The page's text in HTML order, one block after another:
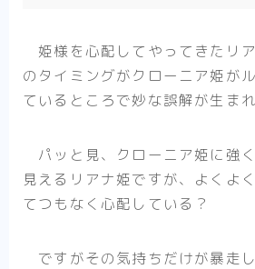
転生悪女の黒歴史
推したいしております
死に戻り令嬢のルチェッタ
末永くよろしくお願いします
そのメイド、危険につき
姫様を心配してやってきたリ
のタイミングがクローニア姫が
ているところで妙な誤解が生まれ
パッと見、クローニア姫に強
見えるリアナ姫ですが、よくよ
てつもなく心配している？
ですがその気持ちだけが暴走